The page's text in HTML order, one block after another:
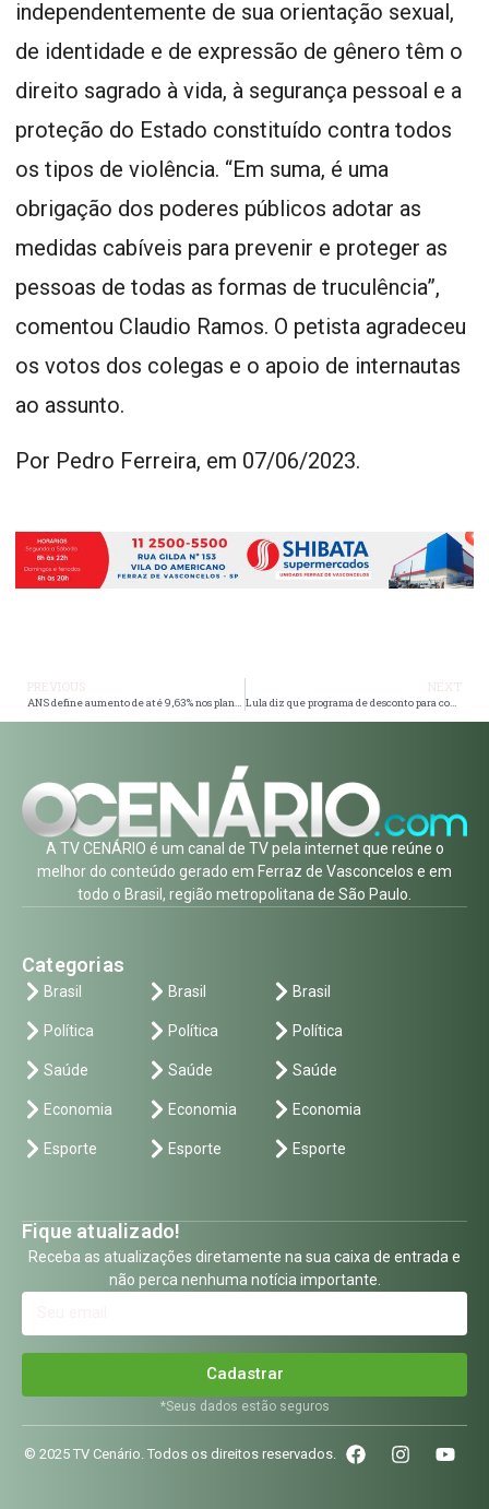
independentemente de sua orientação sexual,
de identidade e de expressão de gênero têm o
direito sagrado à vida, à segurança pessoal e a
proteção do Estado constituído contra todos
os tipos de violência. “Em suma, é uma
obrigação dos poderes públicos adotar as
medidas cabíveis para prevenir e proteger as
pessoas de todas as formas de truculência”,
comentou Claudio Ramos. O petista agradeceu
os votos dos colegas e o apoio de internautas
ao assunto.
Por Pedro Ferreira, em 07/06/2023.
ANS define aumento de até 9,63% nos planos de saúde individuais Lula diz que programa de desconto para compra de carros novos pode durar apenas um mês
A TV CENÁRIO é um canal de TV pela internet que reúne o
melhor do conteúdo gerado em Ferraz de Vasconcelos e em
todo o Brasil, região metropolitana de São Paulo.
Categorias
Brasil
Política
Saúde
Economia
Esporte
Brasil
Política
Saúde
Economia
Esporte
Brasil
Política
Saúde
Economia
Esporte
Fique atualizado!
Receba as atualizações diretamente na sua caixa de entrada e
não perca nenhuma notícia importante.
Cadastrar
*Seus dados estão seguros
© 2025 TV Cenário. Todos os direitos reservados.